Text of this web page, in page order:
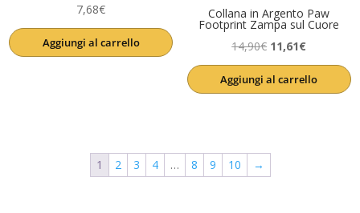
7,68€
Aggiungi al carrello
Collana in Argento Paw
Footprint Zampa sul Cuore
14,90€ Il
prezzo
originale
11,61€Il
prezzo
attuale
Aggiungi al carrello
1 2 3 4 … 8 9 10 →